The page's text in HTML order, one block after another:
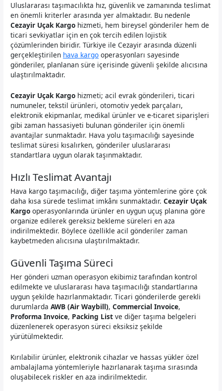
Uluslararası taşımacılıkta hız, güvenlik ve zamanında teslimat
en önemli kriterler arasında yer almaktadır. Bu nedenle
Cezayir Uçak Kargo hizmeti, hem bireysel gönderiler hem de
ticari sevkiyatlar için en çok tercih edilen lojistik
çözümlerinden biridir. Türkiye ile Cezayir arasında düzenli
gerçekleştirilen hava kargo operasyonları sayesinde
gönderiler, planlanan süre içerisinde güvenli şekilde alıcısına
ulaştırılmaktadır.
Cezayir Uçak Kargo hizmeti; acil evrak gönderileri, ticari
numuneler, tekstil ürünleri, otomotiv yedek parçaları,
elektronik ekipmanlar, medikal ürünler ve e-ticaret siparişleri
gibi zaman hassasiyeti bulunan gönderiler için önemli
avantajlar sunmaktadır. Hava yolu taşımacılığı sayesinde
teslimat süresi kısalırken, gönderiler uluslararası
standartlara uygun olarak taşınmaktadır.
Hızlı Teslimat Avantajı
Hava kargo taşımacılığı, diğer taşıma yöntemlerine göre çok
daha kısa sürede teslimat imkânı sunmaktadır.Cezayir Uçak
Kargo operasyonlarında ürünler en uygun uçuş planına göre
organize edilerek gereksiz bekleme süreleri en aza
indirilmektedir. Böylece özellikle acil gönderiler zaman
kaybetmeden alıcısına ulaştırılmaktadır.
Güvenli Taşıma Süreci
Her gönderi uzman operasyon ekibimiz tarafından kontrol
edilmekte ve uluslararası hava taşımacılığı standartlarına
uygun şekilde hazırlanmaktadır. Ticari gönderilerde gerekli
durumlardaAWB (Air Waybill),Commercial Invoice,
Proforma Invoice, Packing List ve diğer taşıma belgeleri
düzenlenerek operasyon süreci eksiksiz şekilde
yürütülmektedir.
Kırılabilir ürünler, elektronik cihazlar ve hassas yükler özel
ambalajlama yöntemleriyle hazırlanarak taşıma sırasında
oluşabilecek riskler en aza indirilmektedir.